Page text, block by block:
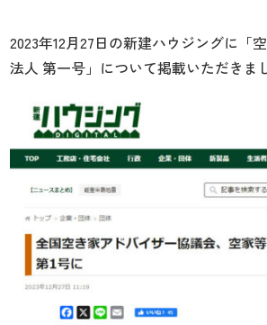
2023年12月27日の新建ハウジングに「
法人 第一号」について掲載いただきま